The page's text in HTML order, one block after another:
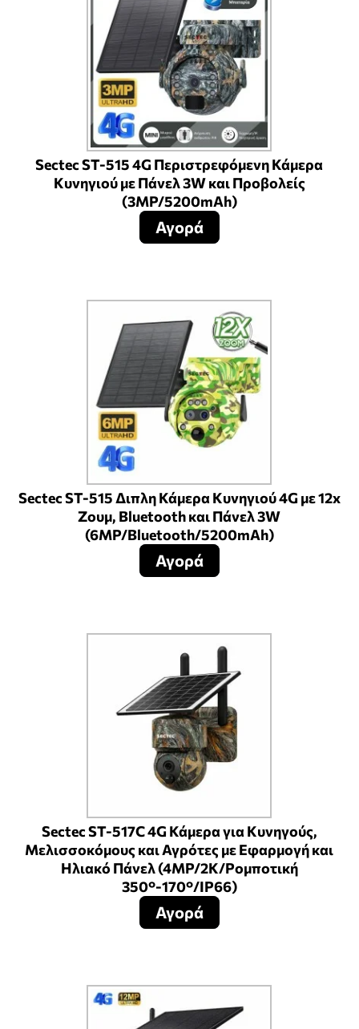
Sectec ST-515 4G Περιστρεφόμενη Κάμερα
Κυνηγιού με Πάνελ 3W και Προβολείς
(3MP/5200mAh)
Αγορά
Sectec ST-515 Διπλη Κάμερα Κυνηγιού 4G με 12x
Ζουμ, Bluetooth και Πάνελ 3W
(6MP/Bluetooth/5200mAh)
Αγορά
Sectec ST-517C 4G Κάμερα για Κυνηγούς,
Μελισσοκόμους και Αγρότες με Εφαρμογή και
Ηλιακό Πάνελ (4MP/2K/Ρομποτική
350°-170°/IP66)
Αγορά